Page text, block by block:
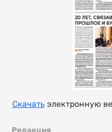
Редакция
Скачатьэлектронную